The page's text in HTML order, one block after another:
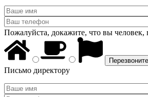
Пожалуйста, докажите, что вы человек,
Письмо директору